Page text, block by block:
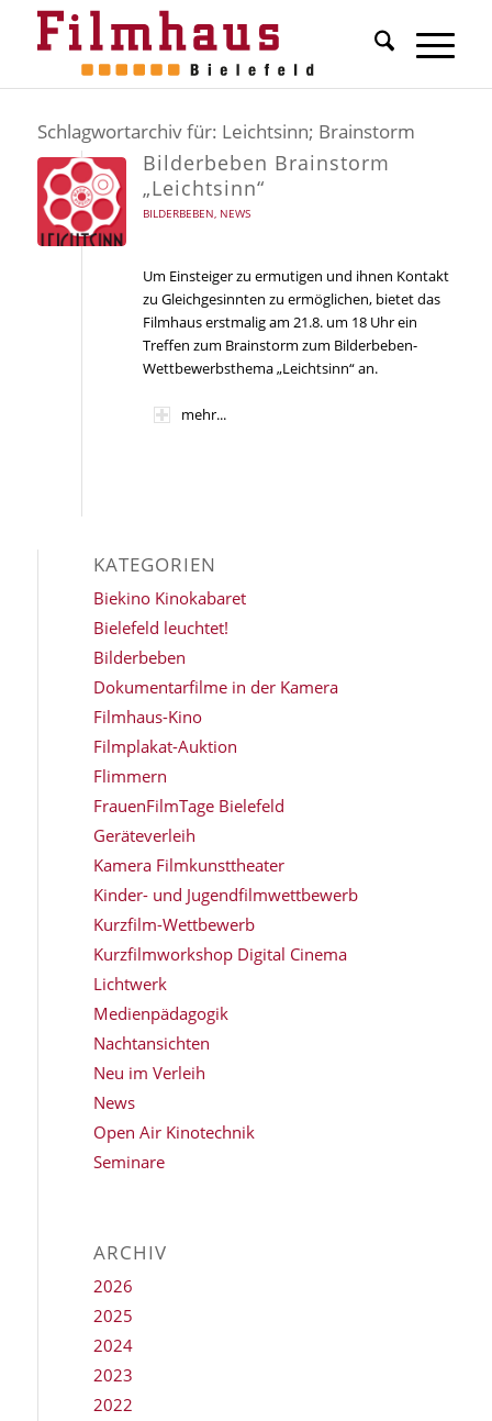
Schlagwortarchiv für: Leichtsinn; Brainstorm
Bilderbeben Brainstorm
„Leichtsinn“
BILDERBEBEN, NEWS
Um Einsteiger zu ermutigen und ihnen Kontakt
zu Gleichgesinnten zu ermöglichen, bietet das
Filmhaus erstmalig am 21.8. um 18 Uhr ein
Treffen zum Brainstorm zum Bilderbeben-
Wettbewerbsthema „Leichtsinn“ an.
mehr...
KATEGORIEN
Biekino Kinokabaret
Bielefeld leuchtet!
Bilderbeben
Dokumentarfilme in der Kamera
Filmhaus-Kino
Filmplakat-Auktion
Flimmern
FrauenFilmTage Bielefeld
Geräteverleih
Kamera Filmkunsttheater
Kinder- und Jugendfilmwettbewerb
Kurzfilm-Wettbewerb
Kurzfilmworkshop Digital Cinema
Lichtwerk
Medienpädagogik
Nachtansichten
Neu im Verleih
News
Open Air Kinotechnik
Seminare
ARCHIV
2026
2025
2024
2023
2022